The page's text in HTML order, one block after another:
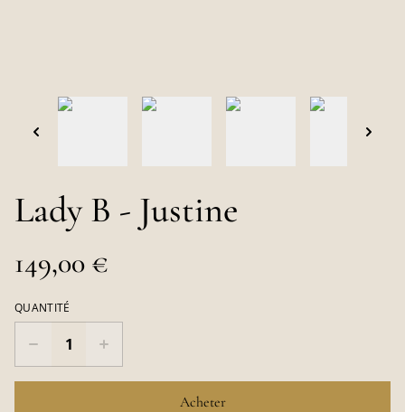
Lady B - Justine
149,00 €
QUANTITÉ
Acheter